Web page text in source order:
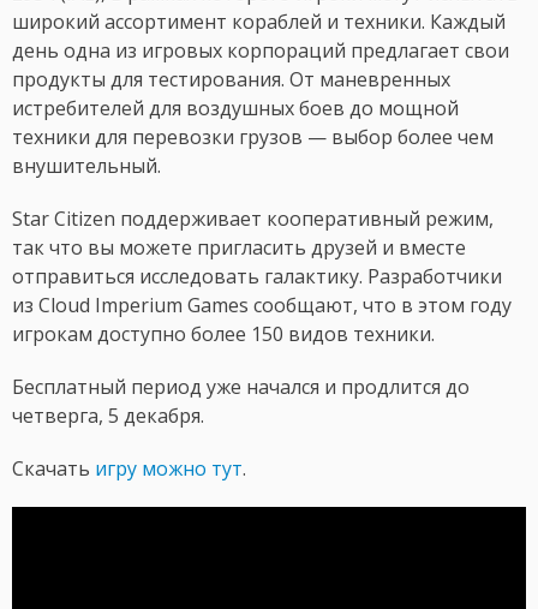
широкий ассортимент кораблей и техники. Каждый
день одна из игровых корпораций предлагает свои
продукты для тестирования. От маневренных
истребителей для воздушных боев до мощной
техники для перевозки грузов — выбор более чем
внушительный.
Star Citizen поддерживает кооперативный режим,
так что вы можете пригласить друзей и вместе
отправиться исследовать галактику. Разработчики
из Cloud Imperium Games сообщают, что в этом году
игрокам доступно более 150 видов техники.
Бесплатный период уже начался и продлится до
четверга, 5 декабря.
Скачать игру можно тут.